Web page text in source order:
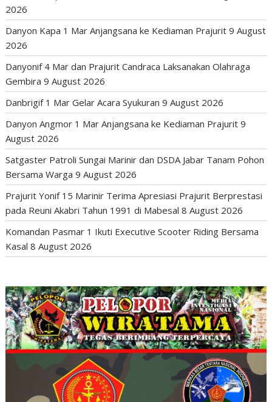
2026
Danyon Kapa 1 Mar Anjangsana ke Kediaman Prajurit 9 August
2026
Danyonif 4 Mar dan Prajurit Candraca Laksanakan Olahraga
Gembira 9 August 2026
Danbrigif 1 Mar Gelar Acara Syukuran 9 August 2026
Danyon Angmor 1 Mar Anjangsana ke Kediaman Prajurit 9
August 2026
Satgaster Patroli Sungai Marinir dan DSDA Jabar Tanam Pohon
Bersama Warga 9 August 2026
Prajurit Yonif 15 Marinir Terima Apresiasi Prajurit Berprestasi
pada Reuni Akabri Tahun 1991 di Mabesal 8 August 2026
Komandan Pasmar 1 Ikuti Executive Scooter Riding Bersama
Kasal 8 August 2026